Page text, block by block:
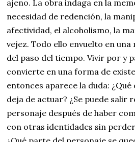
ajeno. La obra indaga en la
necesidad de redención, la
afectividad, el alcoholismo, la
vejez. Todo ello envuelto en
del paso del tiempo. Vivir por y
convierte en una forma de
entonces aparece la duda:
deja de actuar? ¿Se puede salir
personaje después de haber
con otras identidades sin